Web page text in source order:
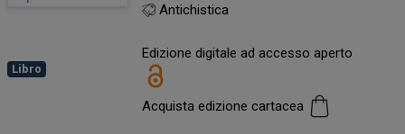
Libro
Antichistica
Edizione digitale ad accesso aperto
Acquista edizione cartacea